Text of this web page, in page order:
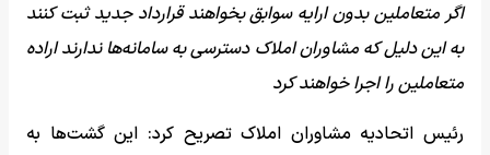
اگر متعاملین بدون ارایه سوابق بخواهند قرارداد جدید ثبت کنند
به این دلیل که مشاوران املاک دسترسی به سامانه‌ها ندارند اراده
متعاملین را اجرا خواهند کرد
رئیس اتحادیه مشاوران املاک تصریح کرد: این گشت‌ها به